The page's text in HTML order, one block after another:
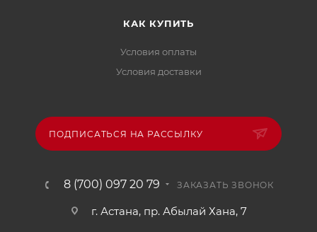
КАК КУПИТЬ
Условия оплаты
Условия доставки
ПОДПИСАТЬСЯ НА РАССЫЛКУ
8 (700) 097 20 79 ЗАКАЗАТЬ ЗВОНОК
г. Астана, пр. Абылай Хана, 7